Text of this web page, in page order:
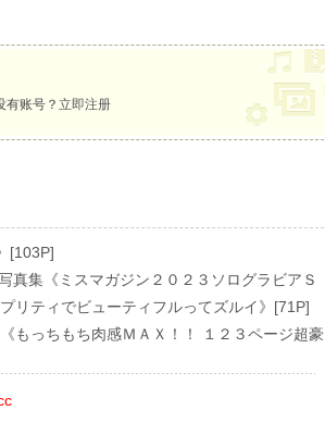
有账号？立即注册
[103P]
真集《ミスマガジン２０２３ソログラビアＳ
リティでビューティフルってズルイ》[71P]
もっちもち肉感ＭＡＸ！！ １２３ページ超豪